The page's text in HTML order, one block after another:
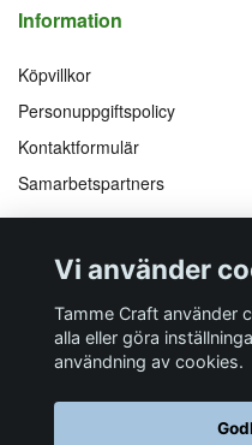
Information
Köpvillkor
Personuppgiftspolicy
Kontaktformulär
Samarbetspartners
Följ oss på
Facebook
Instagram
YouTube
Pinterest
E-post
Vi använder
Tamme Craft använder
alla eller göra
användning av cookies.